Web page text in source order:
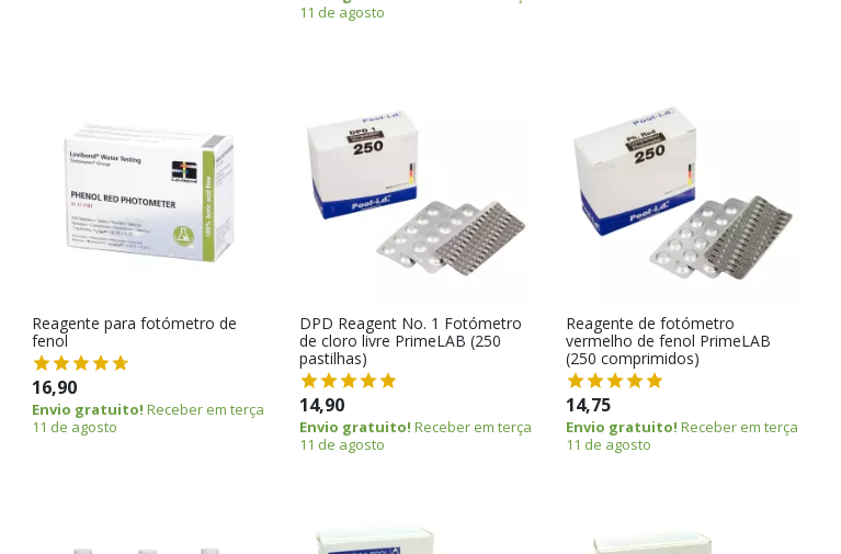
11 de agosto
Reagente para fotómetro de
fenol
16,90
Envio gratuito! Receber em terça
11 de agosto
DPD Reagent No. 1 Fotómetro
de cloro livre PrimeLAB (250
pastilhas)
14,90
Envio gratuito! Receber em terça
11 de agosto
Reagente de fotómetro
vermelho de fenol PrimeLAB
(250 comprimidos)
14,75
Envio gratuito! Receber em terça
11 de agosto